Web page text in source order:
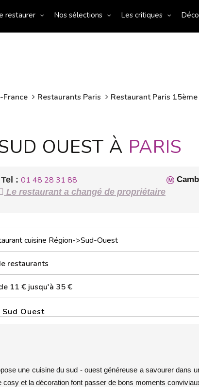
restaurer Nos sélections Les critiques
France Restaurants Paris
Restaurant Paris 15ème
OUEST À PARIS
Tel : 01 48 28 31 88
Le restaurant a changé de propriétaire
cuisine Région->Sud-Ouest
restaurants
11 € jusqu'à 35 €
Ouest
une cuisine du sud - ouest généreuse a savourer dans
et la décoration font passer de bons moments